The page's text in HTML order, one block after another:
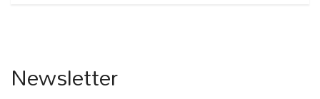
Newsletter